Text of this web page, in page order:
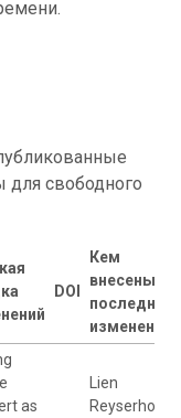
для свободного
DOI
Кем
внесены
последние
изменения
as
Lien
Reyserhove